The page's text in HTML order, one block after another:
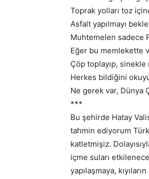
Toprak yolları toz
Asfalt yapılmayı
Muhtemelen sadece
Eğer bu memlekette
Çöp toplayıp,
Herkes bildiğini
Ne gerek var, Dünya
***
Bu şehirde Hatay
tahmin ediyorum
katletmişiz.
içme suları
yapılaşmaya,